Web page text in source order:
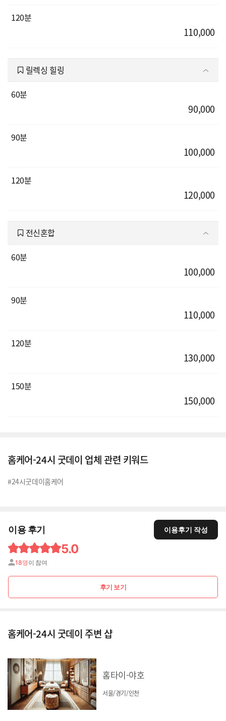
120분
110,000
릴렉싱 힐링
60분
90,000
90분
100,000
120분
120,000
전신혼합
60분
100,000
90분
110,000
120분
130,000
150분
150,000
홈케어-24시 굿데이 업체 관련 키워드
#24시굿데이홈케어
이용 후기 이용후기 작성
5.0
18명 이 참여
후기 보기
홈케어-24시 굿데이 주변 샵
홈타이-야호
서울/경기/인천